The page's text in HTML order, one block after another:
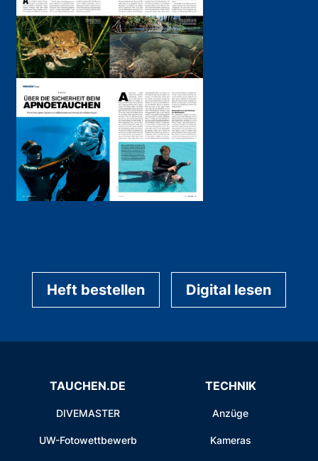
Heft bestellen Digital lesen
TAUCHEN.DE
DIVEMASTER
UW-Fotowettbewerb
TECHNIK
Anzüge
Kameras